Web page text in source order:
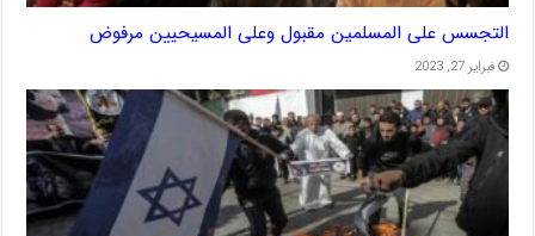
التجسس على المسلمين مقبول وعلى المسيحيين مرفوض
فبراير 27, 2023